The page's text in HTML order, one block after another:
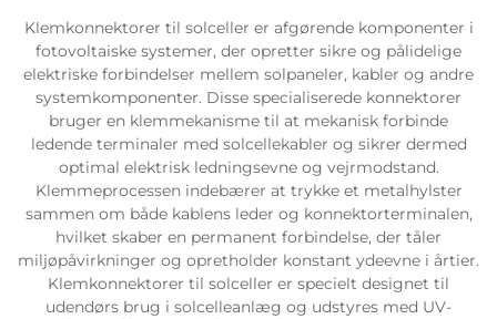
Klemkonnektorer til solceller er afgørende komponenter i
fotovoltaiske systemer, der opretter sikre og pålidelige
elektriske forbindelser mellem solpaneler, kabler og andre
systemkomponenter. Disse specialiserede konnektorer
bruger en klemmekanisme til at mekanisk forbinde
ledende terminaler med solcellekabler og sikrer dermed
optimal elektrisk ledningsevne og vejrmodstand.
Klemmeprocessen indebærer at trykke et metalhylster
sammen om både kablens leder og konnektorterminalen,
hvilket skaber en permanent forbindelse, der tåler
miljøpåvirkninger og opretholder konstant ydeevne i årtier.
Klemkonnektorer til solceller er specielt designet til
udendørs brug i solcelleanlæg og udstyres med UV-